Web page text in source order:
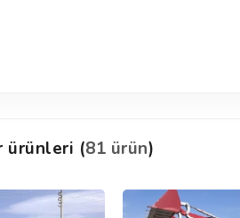
ürünleri (81 ürün)